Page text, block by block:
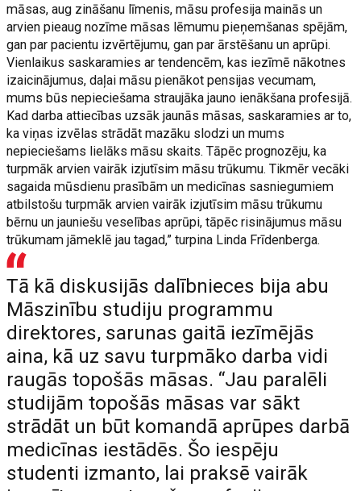
māsas, aug zināšanu līmenis, māsu profesija mainās un
arvien pieaug nozīme māsas lēmumu pieņemšanas spējām,
gan par pacientu izvērtējumu, gan par ārstēšanu un aprūpi.
Vienlaikus saskaramies ar tendencēm, kas iezīmē nākotnes
izaicinājumus, daļai māsu pienākot pensijas vecumam,
mums būs nepieciešama straujāka jauno ienākšana profesijā.
Kad darba attiecības uzsāk jaunās māsas, saskaramies ar to,
ka viņas izvēlas strādāt mazāku slodzi un mums
nepieciešams lielāks māsu skaits. Tāpēc prognozēju, ka
turpmāk arvien vairāk izjutīsim māsu trūkumu. Tikmēr vecāki
sagaida mūsdienu prasībām un medicīnas sasniegumiem
atbilstošu turpmāk arvien vairāk izjutīsim māsu trūkumu
bērnu un jauniešu veselības aprūpi, tāpēc risinājumus māsu
trūkumam jāmeklē jau tagad,” turpina Linda Frīdenberga.
Tā kā diskusijās dalībnieces bija abu
Māszinību studiju programmu
direktores, sarunas gaitā iezīmējās
aina, kā uz savu turpmāko darba vidi
raugās topošās māsas. “Jau paralēli
studijām topošās māsas var sākt
strādāt un būt komandā aprūpes darbā
medicīnas iestādēs. Šo iespēju
studenti izmanto, lai praksē vairāk